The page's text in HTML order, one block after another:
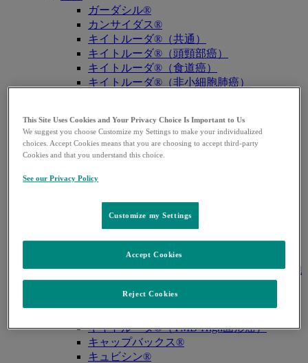
ガーダシル®
カンサイダス®
キイトルーダ®（共通）
キイトルーダ®（頭頸部癌）
キイトルーダ®（食道癌）
キイトルーダ®（非小細胞肺癌）
癌）
キイトルーダ®（胃癌）
キイトルーダ®（胆道癌）
キイトルーダ®（尿路上皮癌）
キイトルーダ®（子宮頸癌）
キイトルーダ®（悪性黒色腫）
キイトルーダ®（古典的ホジキンリンパ
キイトルーダ®（原発性縦隔大細胞型B細胞
リンパ腫（PMBCL））
キイトルーダ®（MSI-High固形癌）
キイトルーダ®（TMB-High固形癌）
キャップバックス®
キュビシン®
This Site Uses Cookies and Your Privacy Choice Is Important to Us
We suggest you choose Customize my Settings to make your individualized
choices. Accept Cookies means that you are choosing to accept third-party
Cookies and that you understand this choice.
See our Privacy Policy
Customize my Settings
Reject Cookies
Accept Cookies